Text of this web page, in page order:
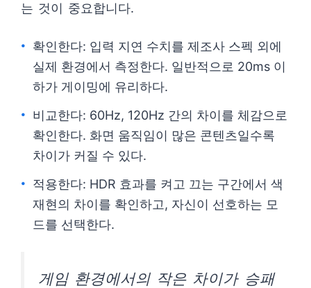
는 것이 중요합니다.
확인한다: 입력 지연 수치를 제조사 스펙 외에
실제 환경에서 측정한다. 일반적으로 20ms 이
하가 게이밍에 유리하다.
비교한다: 60Hz, 120Hz 간의 차이를 체감으로
확인한다. 화면 움직임이 많은 콘텐츠일수록
차이가 커질 수 있다.
적용한다: HDR 효과를 켜고 끄는 구간에서 색
재현의 차이를 확인하고, 자신이 선호하는 모
드를 선택한다.
게임 환경에서의 작은 차이가 승패